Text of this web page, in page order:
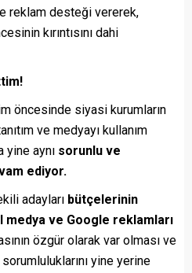
reklam desteği vererek,
kırıntısını dahi
öncesinde siyasi kurumların
ve medyayı kullanım
yine aynı sorunlu ve
ediyor.
adayları bütçelerinin
medya ve Google reklamları
özgür olarak var olması ve
yine yerine